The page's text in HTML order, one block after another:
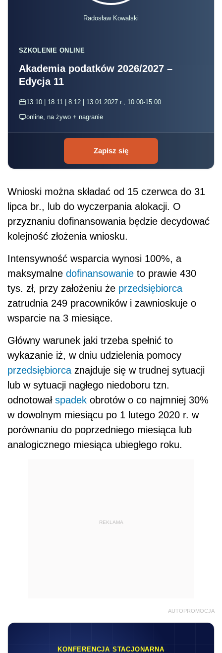
Radosław Kowalski
SZKOLENIE ONLINE
Akademia podatków 2026/2027 –
Edycja 11
13.10 | 18.11 | 8.12 | 13.01.2027 r., 10:00-15:00
online, na żywo + nagranie
Zapisz się
Wnioski można składać od 15 czerwca do 31
lipca br., lub do wyczerpania alokacji. O
przyznaniu dofinansowania będzie decydować
kolejność złożenia wniosku.
Intensywność wsparcia wynosi 100%, a
maksymalne dofinansowanie to prawie 430
tys. zł, przy założeniu że przedsiębiorca
zatrudnia 249 pracowników i zawnioskuje o
wsparcie na 3 miesiące.
Główny warunek jaki trzeba spełnić to
wykazanie iż, w dniu udzielenia pomocy
przedsiębiorca znajduje się w trudnej sytuacji
lub w sytuacji nagłego niedoboru tzn.
odnotował spadek obrotów o co najmniej 30%
w dowolnym miesiącu po 1 lutego 2020 r. w
porównaniu do poprzedniego miesiąca lub
analogicznego miesiąca ubiegłego roku.
REKLAMA
AUTOPROMOCJA
KONFERENCJA STACJONARNA